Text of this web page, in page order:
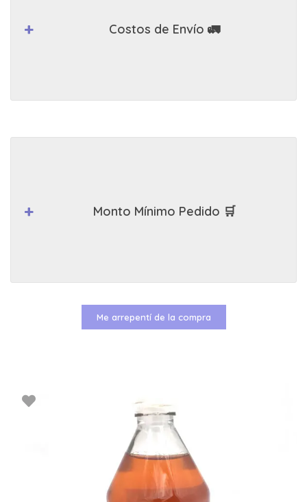
Costos de Envío 🚛
Monto Mínimo Pedido 🛒
Me arrepentí de la compra